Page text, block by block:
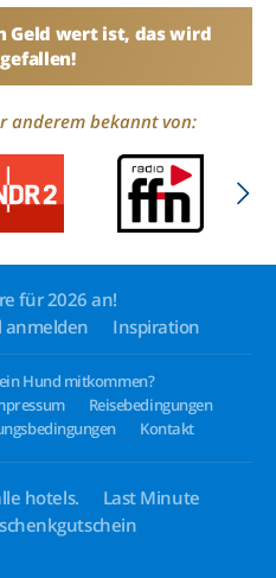
Geld wert ist, das wird
anderem bekannt von:
für 2026 an!
anmelden Inspiration
Hund mitkommen?
Reisebedingungen
Kontakt
hotels.
Last Minute